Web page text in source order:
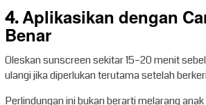
4. Aplikasikan dengan
Benar
Oleskan sunscreen sekitar 15–20 menit
ulangi jika diperlukan terutama setelah
Perlindungan ini bukan berarti melarang